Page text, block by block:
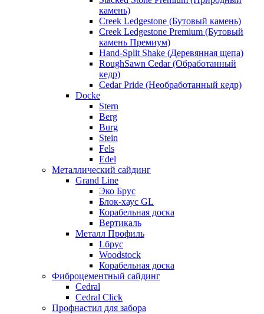
камень)
Creek Ledgestone (Бутовый камень)
Creek Ledgestone Premium (Бутовый
камень Премиум)
Hand-Split Shake (Деревянная щепа)
RoughSawn Cedar (Обработанный
кедр)
Cedar Pride (Необработанный кедр)
Docke
Stern
Berg
Burg
Stein
Fels
Edel
Металлический сайдинг
Grand Line
Эко Брус
Блок-хаус GL
Корабельная доска
Вертикаль
Металл Профиль
Lбрус
Woodstock
Корабельная доска
Фиброцементный сайдинг
Cedral
Cedral Click
Профнастил для забора